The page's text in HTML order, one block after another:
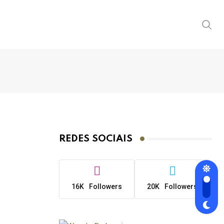
REDES SOCIAIS
16K Followers 20K Followers